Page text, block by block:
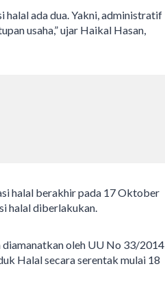
halal ada dua. Yakni, administratif
usaha,” ujar Haikal Hasan,
halal berakhir pada 17 Oktober
halal diberlakukan.
oleh UU No 33/2014
Halal secara serentak mulai 18